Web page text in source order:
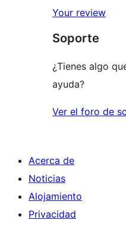
estrellas
de
estrellas
Your review
Soporte
¿Tienes algo
ayuda?
Ver el foro de
Acerca de
Noticias
Alojamiento
Privacidad